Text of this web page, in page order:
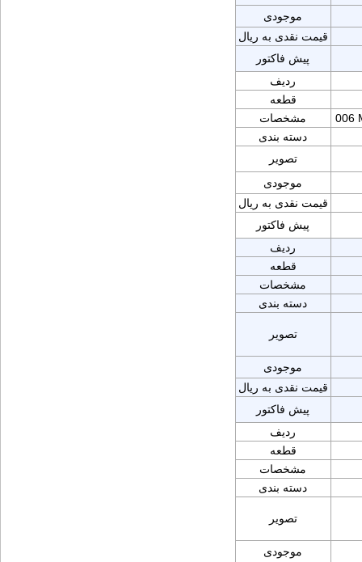
موجودی
قیمت نقدی به ریال
پیش فاکتور
ردیف
قطعه
مشخصات
006
دسته بندی
تصویر
موجودی
قیمت نقدی به ریال
پیش فاکتور
ردیف
قطعه
مشخصات
دسته بندی
تصویر
موجودی
قیمت نقدی به ریال
پیش فاکتور
ردیف
قطعه
مشخصات
دسته بندی
تصویر
موجودی